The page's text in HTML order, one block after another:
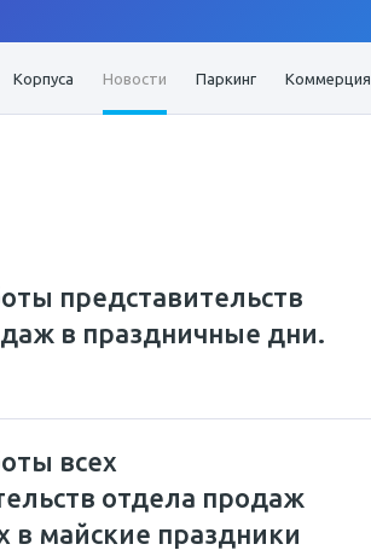
Корпуса Новости Паркинг Коммерция
представительств
в праздничные дни.
всех
отдела продаж
в майские праздники